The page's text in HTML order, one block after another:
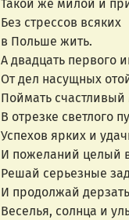
Такой же милой и
Без стрессов всяких
в Польше жить.
А двадцать первого
От дел насущных
Поймать
В отрезке светлого
Успехов ярких и
И пожеланий целый
Решай серьезные
И продолжай
Веселья, солнца и